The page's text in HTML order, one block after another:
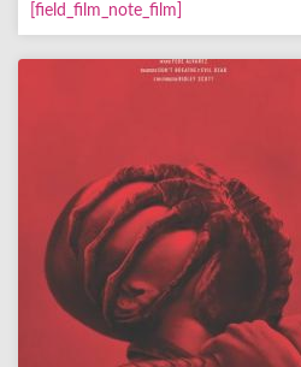
[field_film_note_film]